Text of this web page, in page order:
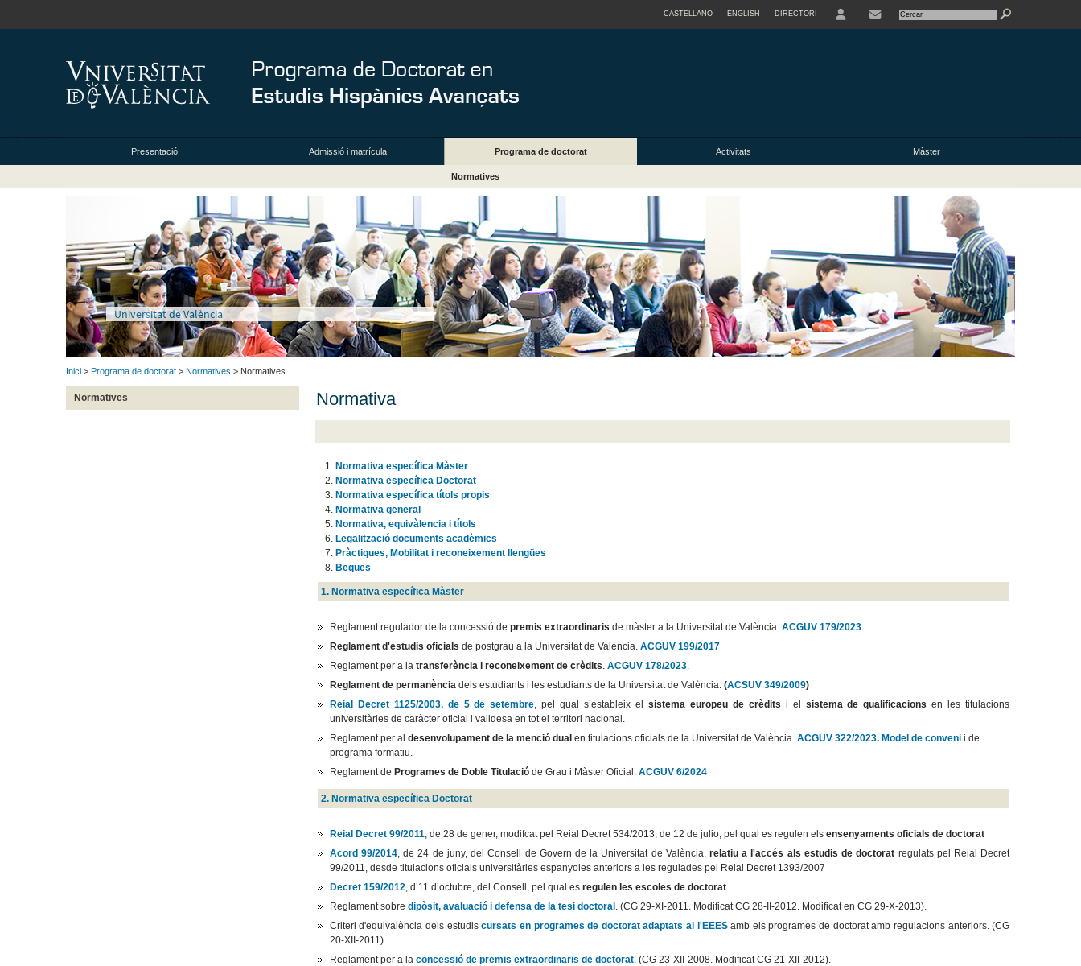
CASTELLANO ENGLISH DIRECTORI
Presentació Admissió i matrícula Programa de doctorat Activitats Màster
Normatives
Universitat de València
Inici > Programa de doctorat > Normatives > Normatives
Normatives Normativa
Normativa específica Màster
Normativa específica Doctorat
Normativa específica títols propis
Normativa general
Normativa, equivàlencia i títols
Legalització documents acadèmics
Pràctiques, Mobilitat i reconeixement llengües
Beques
1. Normativa específica Màster
Reglament regulador de la concessió de premis extraordinaris de màster a la Universitat de València. ACGUV 179/2023
Reglament d'estudis oficials de postgrau a la Universitat de València. ACGUV 199/2017
Reglament per a la transferència i reconeixement de crèdits. ACGUV 178/2023.
Reglament de permanènciadels estudiants i les estudiants de la Universitat de València. (ACSUV 349/2009)
Reial Decret 1125/2003, de 5 de setembre, pel qual s’estableix el sistema europeu de crèdits i el sistema de qualificacions en les titulacions
universitàries de caràcter oficial i validesa en tot el territori nacional.
Reglament per al desenvolupament de la menció dualen titulacions oficials de la Universitat de València. ACGUV 322/2023. Model de convenii de
programa formatiu.
Reglament de Programes de Doble Titulacióde Grau i Màster Oficial. ACGUV 6/2024
2. Normativa específica Doctorat
Reial Decret 99/2011, de 28 de gener, modifcat pel Reial Decret 534/2013, de 12 de julio, pel qual es regulen els ensenyaments oficials de doctorat
Acord 99/2014, de 24 de juny, del Consell de Govern de la Universitat de València,relatiu a l'accés als estudis de doctorat regulats pel Reial Decret
99/2011, desde titulacions oficials universitàries espanyoles anteriors a les regulades pel Reial Decret 1393/2007
Decret 159/2012, d’11 d’octubre, del Consell, pel qual es regulen les escoles de doctorat.
Reglament sobre dipòsit, avaluació i defensa de la tesi doctoral. (CG 29-XI-2011. Modificat CG 28-II-2012. Modificat en CG 29-X-2013).
Criteri d'equivalència dels estudiscursats en programes de doctorat adaptats al l'EEESamb els programes de doctorat amb regulacions anteriors. (CG
20-XII-2011).
Reglament per a la concessió de premis extraordinaris de doctorat. (CG 23-XII-2008. Modificat CG 21-XII-2012).